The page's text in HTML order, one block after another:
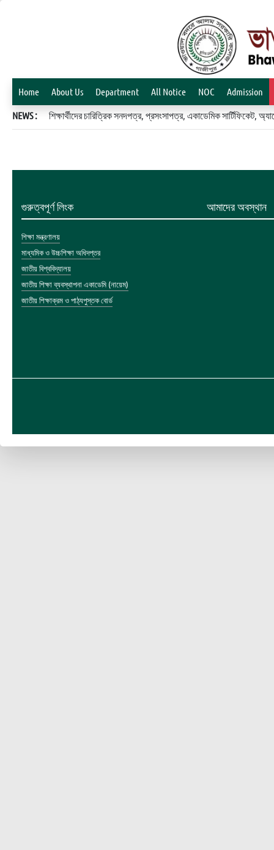
Home About Us Department All Notice NOC Admission
NEWS : শিক্ষার্থীদের চারিত্রিক সনদপত্র, প্রসংসাপত্র, একাডেমিক
গুরুত্বপূর্ণ লিংক
শিক্ষা মন্ত্রণালয়
মাধ্যমিক ও উচ্চশিক্ষা অধিদপ্তর
জাতীয় বিশ্ববিদ্যালয়
জাতীয় শিক্ষা ব্যবস্থাপনা একাডেমি (নায়েম)
জাতীয় শিক্ষাক্রম ও পাঠ্যপুস্তক বোর্ড
আমাদের অবস্থান